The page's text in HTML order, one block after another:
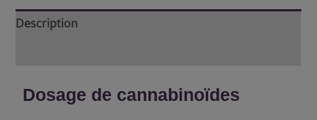
Description
Dosage de cannabinoïdes